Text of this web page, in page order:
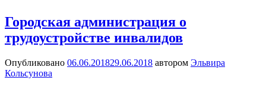
Городская администрация о
трудоустройстве инвалидов
Опубликовано 06.06.201829.06.2018 автором Эльвира
Кольсунова